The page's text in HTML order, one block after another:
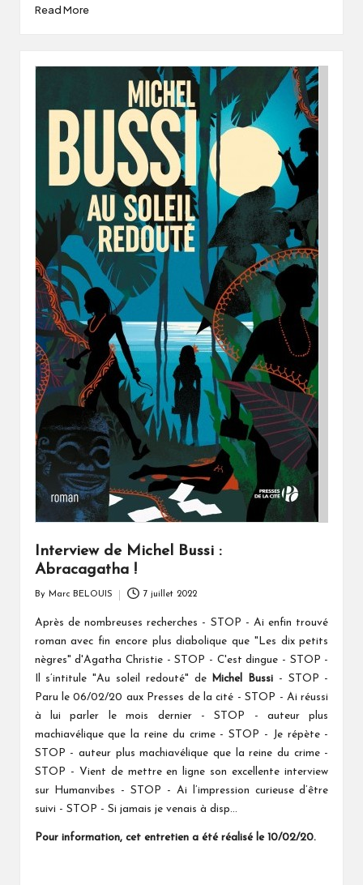
Read More
Interview de Michel Bussi :
Abracagatha !
by
By Marc BELOUIS 7 juillet 2022
Après de nombreuses recherches - STOP - Ai enfin trouvé
roman avec fin encore plus diabolique que "Les dix petits
nègres" d'Agatha Christie - STOP - C'est dingue - STOP -
Il s’intitule "Au soleil redouté" de
Michel Bussi - STOP -
Paru le 06/02/20 aux Presses de la cité - STOP - Ai réussi
à lui parler le mois dernier - STOP - auteur plus
machiavélique que la reine du crime - STOP - Je répète -
STOP - auteur plus machiavélique que la reine du crime -
STOP - Vient de mettre en ligne son excellente interview
sur Humanvibes - STOP - Ai l’impression curieuse d’être
suivi - STOP - Si jamais je venais à disp...
Pour information, cet entretien a été réalisé le 10/02/20.